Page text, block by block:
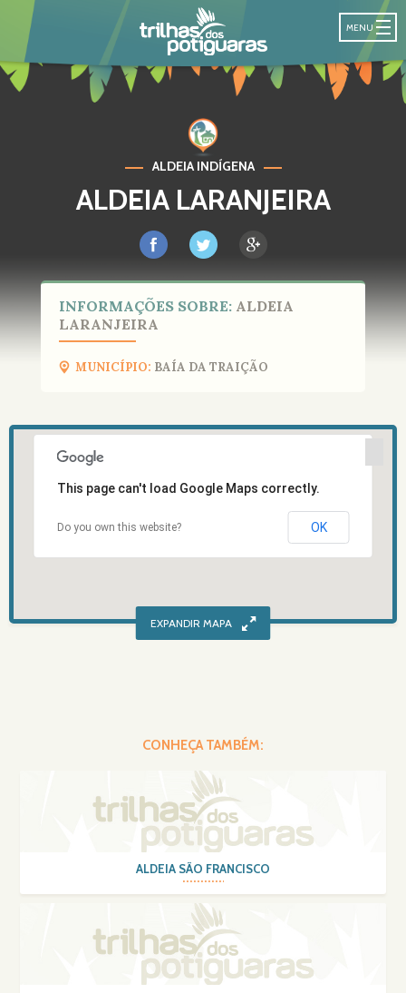
NA TRILHAS
MENU
ALDEIA INDÍGENA
ALDEIA LARANJEIRA
INFORMAÇÕES SOBRE: ALDEIA
LARANJEIRA
MUNICÍPIO: BAÍA DA TRAIÇÃO
This page can't load Google Maps correctly.
Do you own this website? OK
CONHEÇA TAMBÉM:
ALDEIA SÃO FRANCISCO